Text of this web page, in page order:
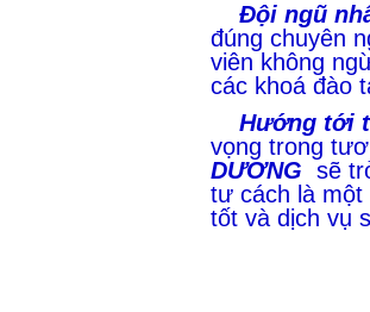
Đội ngũ
đúng chuyên
viên không
các khoá đào
Hướng tới
vọng trong
DƯƠNG sẽ
tư cách là một
tốt và dịch vụ